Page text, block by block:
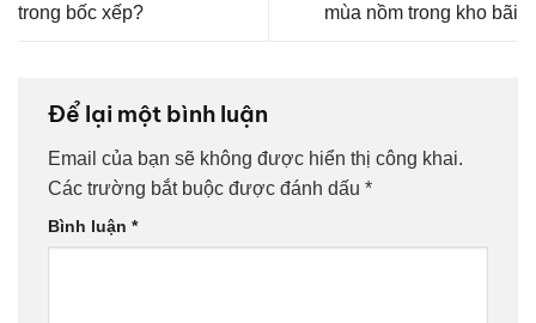
trong bốc xếp?
mùa nồm trong kho bãi
Để lại một bình luận
Email của bạn sẽ không được hiển thị công khai.
Các trường bắt buộc được đánh dấu *
Bình luận *